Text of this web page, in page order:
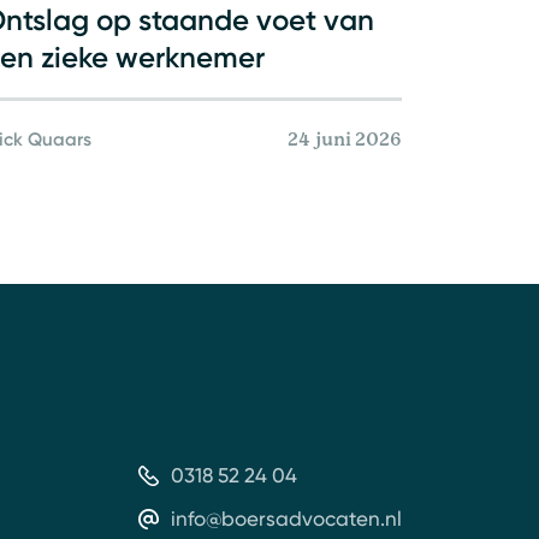
op staande voet van
zieke werknemer
Quaars 24 juni 2026
0318 52 24 04
info@boersadvocaten.nl